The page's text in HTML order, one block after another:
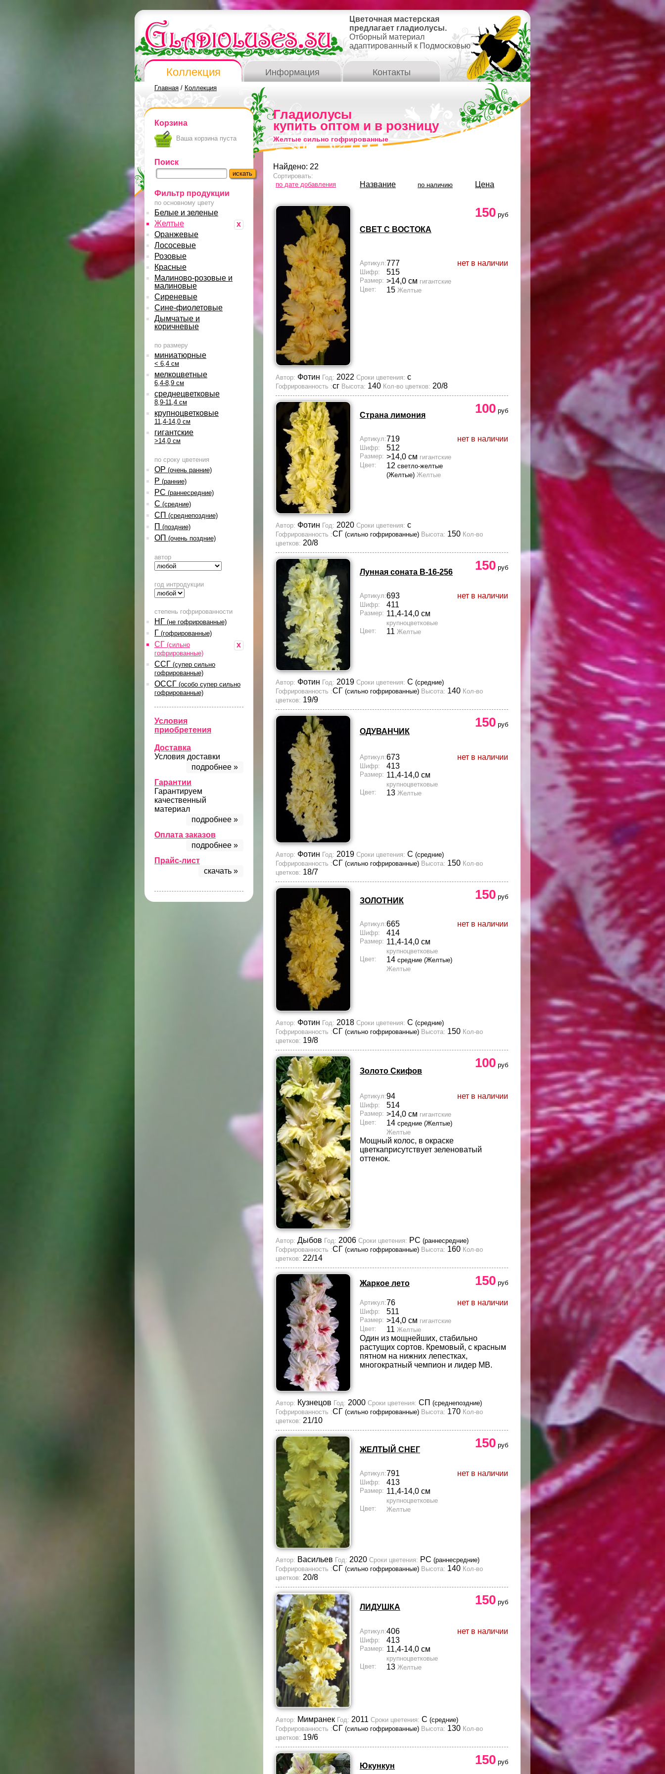
Цветочная мастерская
предлагает гладиолусы.
Отборный материал
адаптированный к Подмосковью
Коллекция Информация Контакты
Главная / Коллекция
Корзина
Ваша корзина пуста
Поиск
Фильтр продукции
по основному цвету
Белые и зеленые
x
Желтые
Оранжевые
Лососевые
Розовые
Красные
Малиново-розовые и
малиновые
Сиреневые
Сине-фиолетовые
Дымчатые и
коричневые
по размеру
миниатюрные
< 6,4 см
мелкоцветные
6,4-8,9 см
среднецветковые
8,9-11,4 см
крупноцветковые
11,4-14,0 см
гигантские
>14,0 см
по сроку цветения
ОР (очень ранние)
Р (ранние)
РС (раннесредние)
С (средние)
СП (среднепоздние)
П (поздние)
ОП (очень поздние)
автор
год интродукции
степень гофрированности
НГ (не гофрированные)
Г (гофрированные)
x
СГ (сильно
гофрированные)
ССГ (супер сильно
гофрированные)
ОССГ (особо супер сильно
гофрированные)
Условия
приобретения
Доставка
Условия доставки
подробнее »
Гарантии
Гарантируем
качественный
материал
подробнее »
Оплата заказов
подробнее »
Прайс-лист
скачать »
Гладиолусы
купить оптом и в розницу
Желтые сильно гофрированные
Найдено: 22
Сортировать:
по дате добавления
Название по наличию Цена
СВЕТ С ВОСТОКА
150 руб
нет в наличии
Артикул:777
Шифр: 515
Размер: >14,0 см гигантские
Цвет:
15 Желтые
Автор: Фотин Год: 2022 Сроки цветения: с
Гофрированность :сг Высота: 140 Кол-во цветков: 20/8
Страна лимония 100 руб
нет в наличии
Артикул:719
Шифр: 512
Размер: >14,0 см гигантские
Цвет:
12 светло-желтые
(Желтые) Желтые
Автор: Фотин Год: 2020 Сроки цветения: с
Гофрированность :СГ (сильно гофрированные) Высота: 150 Кол-во
цветков: 20/8
Лунная соната В-16-256 150 руб
нет в наличии
Артикул:693
Шифр: 411
Размер: 11,4-14,0 см
крупноцветковые
Цвет:
11 Желтые
Автор: Фотин Год: 2019 Сроки цветения: С (средние)
Гофрированность :СГ (сильно гофрированные) Высота: 140 Кол-во
цветков: 19/9
ОДУВАНЧИК
150 руб
нет в наличии
Артикул:673
Шифр: 413
Размер: 11,4-14,0 см
крупноцветковые
Цвет:
13 Желтые
Автор: Фотин Год: 2019 Сроки цветения: С (средние)
Гофрированность :СГ (сильно гофрированные) Высота: 150 Кол-во
цветков: 18/7
ЗОЛОТНИК 150 руб
нет в наличии
Артикул:665
Шифр: 414
Размер: 11,4-14,0 см
крупноцветковые
Цвет:
14 средние (Желтые)
Желтые
Автор: Фотин Год: 2018 Сроки цветения: С (средние)
Гофрированность :СГ (сильно гофрированные) Высота: 150 Кол-во
цветков: 19/8
Золото Скифов
100 руб
нет в наличии
Артикул:94
Шифр: 514
Размер: >14,0 см гигантские
Цвет:
14 средние (Желтые)
Желтые
Мощный колос, в окраске
цветкаприсутствует зеленоватый
оттенок.
Автор: Дыбов Год: 2006 Сроки цветения: РС (раннесредние)
Гофрированность :СГ (сильно гофрированные) Высота: 160 Кол-во
цветков: 22/14
Жаркое лето 150 руб
нет в наличии
Артикул:76
Шифр: 511
Размер: >14,0 см гигантские
Цвет:
11 Желтые
Один из мощнейших, стабильно
растущих сортов. Кремовый, с красным
пятном на нижних лепестках,
многократный чемпион и лидер МВ.
Автор: Кузнецов Год: 2000 Сроки цветения: СП (среднепоздние)
Гофрированность :СГ (сильно гофрированные) Высота: 170 Кол-во
цветков: 21/10
ЖЕЛТЫЙ СНЕГ 150 руб
нет в наличии
Артикул:791
Шифр: 413
Размер: 11,4-14,0 см
крупноцветковые
Цвет:
Желтые
Автор: Васильев Год: 2020 Сроки цветения: РС (раннесредние)
Гофрированность :СГ (сильно гофрированные) Высота: 140 Кол-во
цветков: 20/8
ЛИДУШКА
150 руб
нет в наличии
Артикул:406
Шифр: 413
Размер: 11,4-14,0 см
крупноцветковые
Цвет:
13 Желтые
Автор: Мимранек Год: 2011 Сроки цветения: С (средние)
Гофрированность :СГ (сильно гофрированные) Высота: 130 Кол-во
цветков: 19/6
Юкункун 150 руб